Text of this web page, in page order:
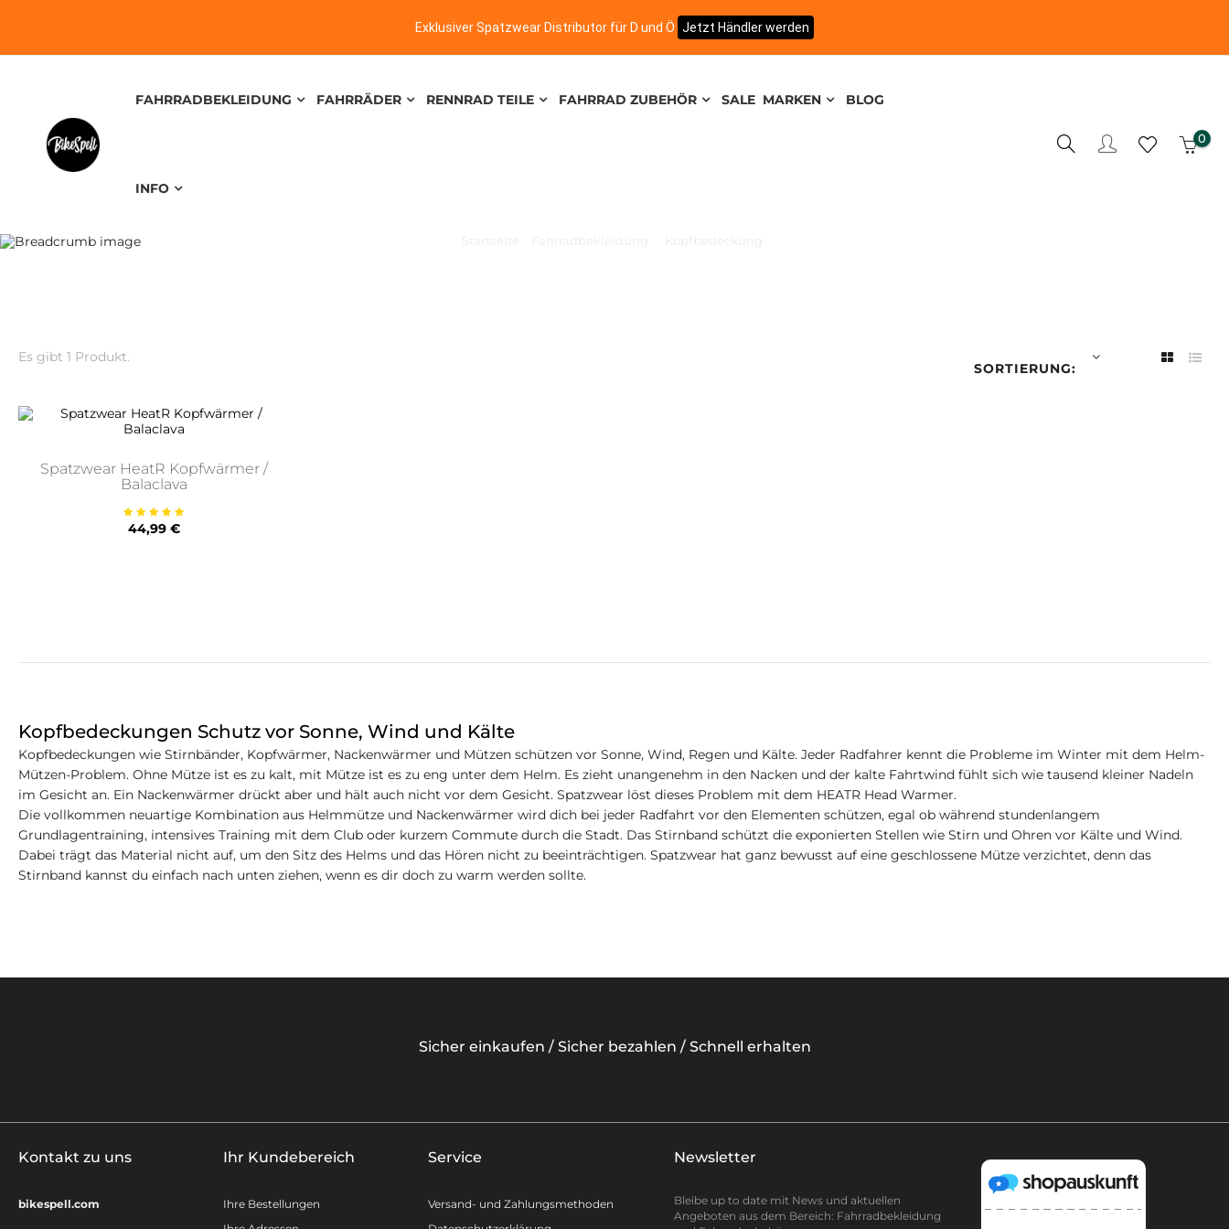
Exklusiver Spatzwear Distributor für D und Ö Jetzt Händler werden
FAHRRADBEKLEIDUNG FAHRRÄDER RENNRAD TEILE FAHRRAD ZUBEHÖR SALE MARKEN BLOG
INFO
0
Es gibt 1 Produkt.
SORTIERUNG:
Spatzwear HeatR Kopfwärmer /
Balaclava
Preis
44,99 €
Kopfbedeckungen Schutz vor Sonne, Wind und Kälte
Kopfbedeckungen wie Stirnbänder, Kopfwärmer, Nackenwärmer und Mützen schützen vor Sonne, Wind, Regen und Kälte. Jeder Radfahrer kennt die Probleme im Winter mit dem Helm-
Mützen-Problem. Ohne Mütze ist es zu kalt, mit Mütze ist es zu eng unter dem Helm. Es zieht unangenehm in den Nacken und der kalte Fahrtwind fühlt sich wie tausend kleiner Nadeln
im Gesicht an. Ein Nackenwärmer drückt aber und hält auch nicht vor dem Gesicht. Spatzwear löst dieses Problem mit dem HEATR Head Warmer.
Die vollkommen neuartige Kombination aus Helmmütze und Nackenwärmer wird dich bei jeder Radfahrt vor den Elementen schützen, egal ob während stundenlangem
Grundlagentraining, intensives Training mit dem Club oder kurzem Commute durch die Stadt. Das Stirnband schützt die exponierten Stellen wie Stirn und Ohren vor Kälte und Wind.
Dabei trägt das Material nicht auf, um den Sitz des Helms und das Hören nicht zu beeinträchtigen. Spatzwear hat ganz bewusst auf eine geschlossene Mütze verzichtet, denn das
Stirnband kannst du einfach nach unten ziehen, wenn es dir doch zu warm werden sollte.
Sicher einkaufen / Sicher bezahlen / Schnell erhalten
Kontakt zu uns
bikespell.com
Ihr Kundebereich
Ihre Bestellungen
Service
Versand- und Zahlungsmethoden
Newsletter
Bleibe up to date mit News und aktuellen
Angeboten aus dem Bereich: Fahrradbekleidung